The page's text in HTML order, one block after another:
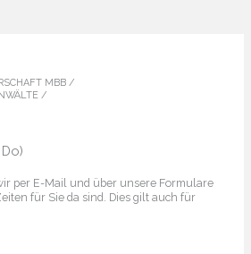
MBB /
/
per E-Mail und über unsere Formulare
für Sie da sind. Dies gilt auch für